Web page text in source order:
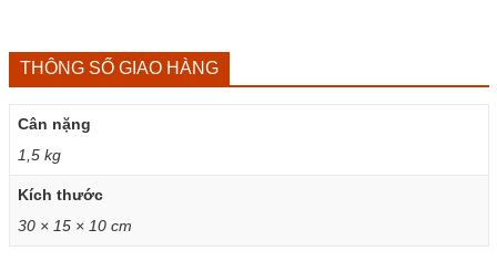
THÔNG SỐ GIAO HÀNG
Cân nặng
1,5 kg
Kích thước
30 × 15 × 10 cm